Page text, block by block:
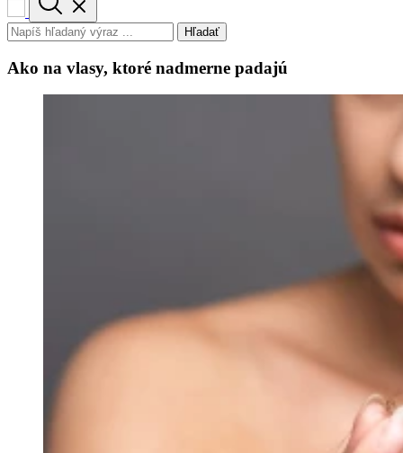
Hľadať
Ako na vlasy, ktoré nadmerne padajú